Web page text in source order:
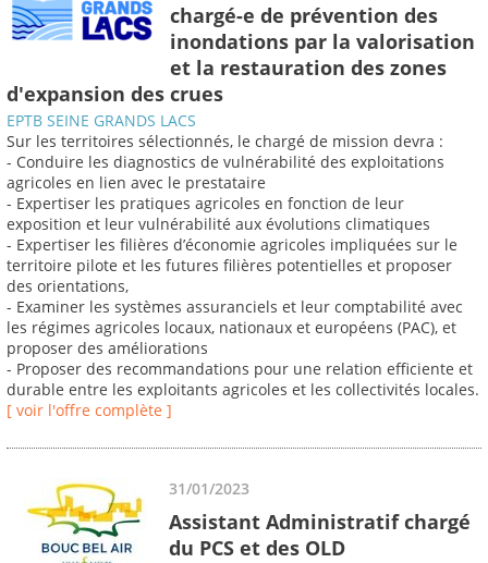
chargé-e de prévention des
inondations par la valorisation
et la restauration des zones
d'expansion des crues
EPTB SEINE GRANDS LACS
Sur les territoires sélectionnés, le chargé de mission devra :
- Conduire les diagnostics de vulnérabilité des exploitations
agricoles en lien avec le prestataire
- Expertiser les pratiques agricoles en fonction de leur
exposition et leur vulnérabilité aux évolutions climatiques
- Expertiser les filières d’économie agricoles impliquées sur le
territoire pilote et les futures filières potentielles et proposer
des orientations,
- Examiner les systèmes assuranciels et leur comptabilité avec
les régimes agricoles locaux, nationaux et européens (PAC), et
proposer des améliorations
- Proposer des recommandations pour une relation efficiente et
durable entre les exploitants agricoles et les collectivités locales.
[ voir l'offre complète ]
31/01/2023
Assistant Administratif chargé
du PCS et des OLD